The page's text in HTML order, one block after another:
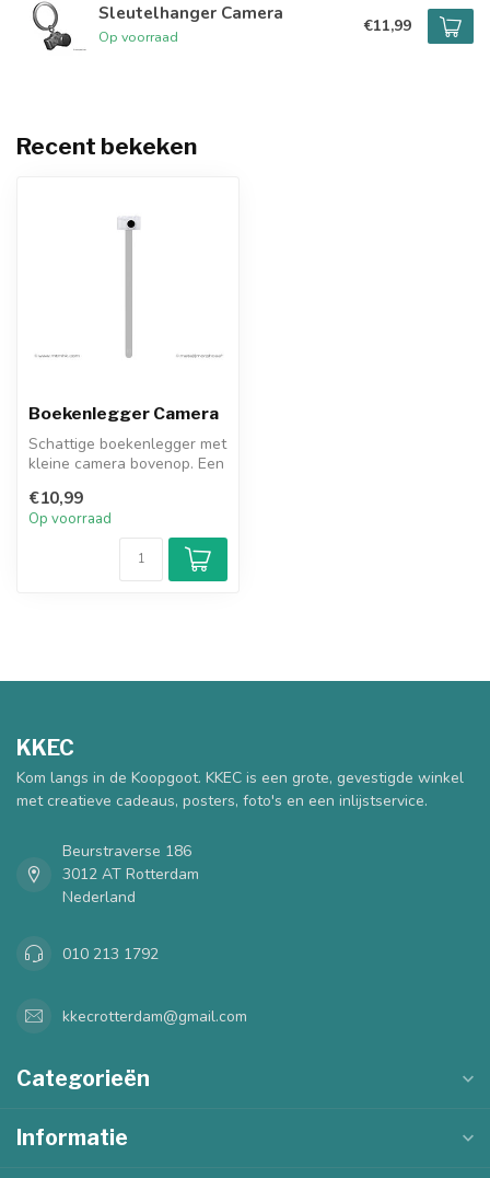
Sleutelhanger Camera
Op voorraad
€11,99
Recent bekeken
Boekenlegger Camera
Schattige boekenlegger met
kleine camera bovenop. Een
€10,99
Op voorraad
KKEC
Kom langs in de Koopgoot. KKEC is een grote, gevestigde winkel
met creatieve cadeaus, posters, foto's en een inlijstservice.
Beurstraverse 186
3012 AT Rotterdam
Nederland
010 213 1792
kkecrotterdam@gmail.com
Categorieën
Informatie